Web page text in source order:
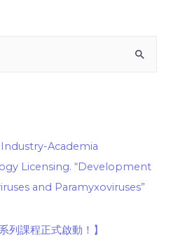
Academia
Licensing. “Development
and Paramyxoviruses”
列課程正式啟動！】